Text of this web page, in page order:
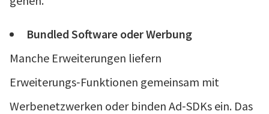
Bundled Software oder Werbung
Manche Erweiterungen liefern
Erweiterungs‑Funktionen gemeinsam mit
Werbenetzwerken oder binden Ad‑SDKs ein. Das